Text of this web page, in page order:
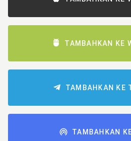
TAMBAHKAN KE
TAMBAHKAN KE
TAMBAHKAN